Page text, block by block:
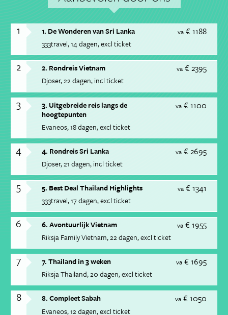
1 va € 1188
1. De Wonderen van Sri Lanka
333travel 14 dagen excl ticket
2 va € 2395
2. Rondreis Vietnam
Djoser 22 dagen incl ticket
3 va € 1100
3. Uitgebreide reis langs de
hoogtepunten
Evaneos 18 dagen excl ticket
4 va € 2695
4. Rondreis Sri Lanka
Djoser 21 dagen incl ticket
5 va € 1341
5. Best Deal Thailand Highlights
333travel 17 dagen excl ticket
6 va € 1955
6. Avontuurlijk Vietnam
Riksja Family Vietnam 22 dagen excl ticket
7 va € 1695
7. Thailand in 3 weken
Riksja Thailand 20 dagen excl ticket
8 va € 1050
8. Compleet Sabah
Evaneos 12 dagen excl ticket